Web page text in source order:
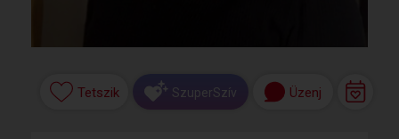
Tetszik SzuperSzív Üzenj